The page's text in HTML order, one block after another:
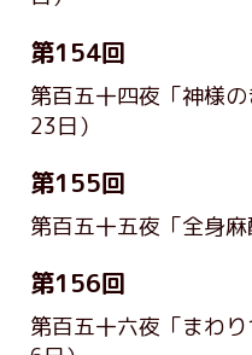
第154回
第百五十四夜「神様の
23日）
第155回
第百五十五夜「全身麻
第156回
第百五十六夜「まわり